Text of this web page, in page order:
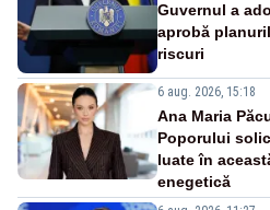
Guvernul a
aprobă
riscuri
6 aug. 2026, 15:18
Ana Maria
Poporului
luate în
enegetică